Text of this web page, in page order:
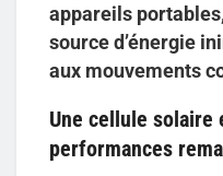
appareils
source d’énergie
aux mouvements
Une cellule solaire
performances